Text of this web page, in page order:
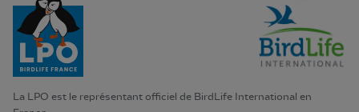
La LPO est le représentant officiel de BirdLife International en